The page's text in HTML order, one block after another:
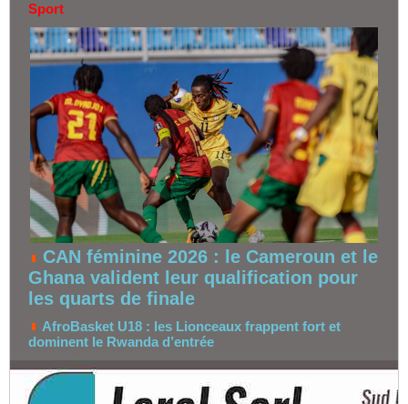
Sport
CAN féminine 2026 : le Cameroun et le
Ghana valident leur qualification pour
les quarts de finale
AfroBasket U18 : les Lionceaux frappent fort et
dominent le Rwanda d’entrée